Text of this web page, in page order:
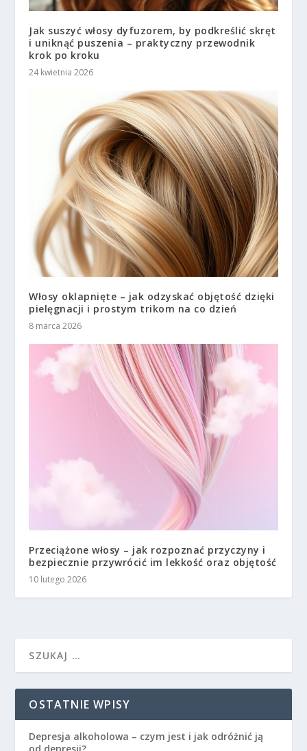
Jak suszyć włosy dyfuzorem, by podkreślić skręt
i uniknąć puszenia – praktyczny przewodnik
krok po kroku
24 kwietnia 2026
Włosy oklapnięte – jak odzyskać objętość dzięki
pielęgnacji i prostym trikom na co dzień
8 marca 2026
Przeciążone włosy – jak rozpoznać przyczyny i
bezpiecznie przywrócić im lekkość oraz objętość
10 lutego 2026
OSTATNIE WPISY
Depresja alkoholowa – czym jest i jak odróżnić ją